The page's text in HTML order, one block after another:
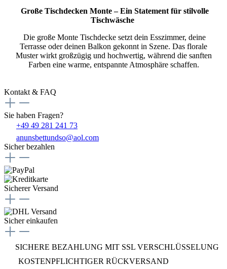
Große Tischdecken Monte – Ein Statement für stilvolle
Tischwäsche
Die große Monte Tischdecke setzt dein Esszimmer, deine
Terrasse oder deinen Balkon gekonnt in Szene. Das florale
Muster wirkt großzügig und hochwertig, während die sanften
Farben eine warme, entspannte Atmosphäre schaffen.
Kontakt & FAQ
Sie haben Fragen?
+49 49 281 241 73
anunsbettundso@aol.com
Sicher bezahlen
Sicherer Versand
Sicher einkaufen
SICHERE BEZAHLUNG MIT SSL VERSCHLÜSSELUNG
KOSTENPFLICHTIGER RÜCKVERSAND